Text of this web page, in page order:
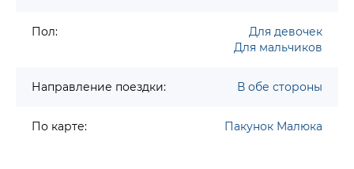
Пол:
Для девочек
Для мальчиков
Направление поездки: В обе стороны
По карте: Пакунок Малюка